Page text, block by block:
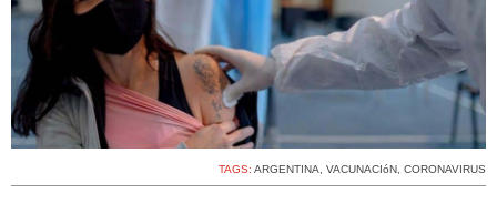
TAGS: ARGENTINA, VACUNACIóN, CORONAVIRUS